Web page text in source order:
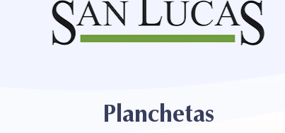
Planchetas